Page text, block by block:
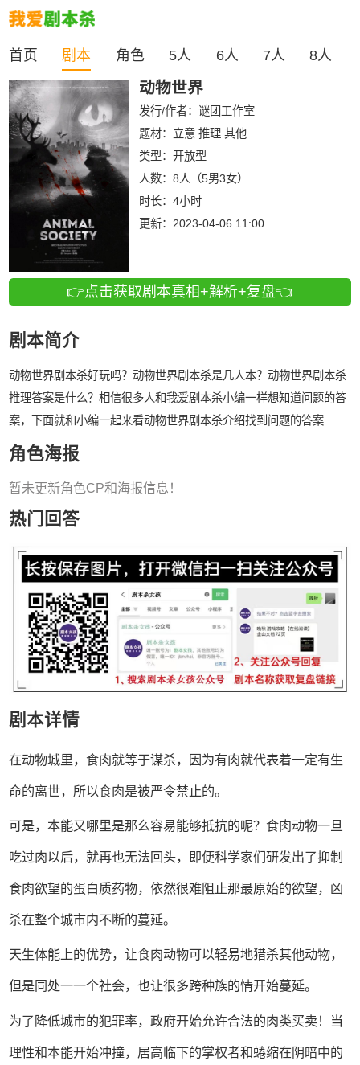
首页 剧本 角色 5人 6人 7人 8人
动物世界
发行/作者： 谜团工作室
题材：立意 推理 其他
类型： 开放型
人数： 8人（5男3女）
时长： 4小时
更新： 2023-04-06 11:00
👉点击获取剧本真相+解析+复盘👈
剧本简介
动物世界剧本杀好玩吗？动物世界剧本杀是几人本？动物世界剧本杀
推理答案是什么？相信很多人和我爱剧本杀小编一样想知道问题的答
案，下面就和小编一起来看动物世界剧本杀介绍找到问题的答案……
角色海报
暂未更新角色CP和海报信息！
热门回答
剧本详情
在动物城里，食肉就等于谋杀，因为有肉就代表着一定有生
命的离世，所以食肉是被严令禁止的。
可是，本能又哪里是那么容易能够抵抗的呢？食肉动物一旦
吃过肉以后，就再也无法回头，即便科学家们研发出了抑制
食肉欲望的蛋白质药物，依然很难阻止那最原始的欲望，凶
杀在整个城市内不断的蔓延。
天生体能上的优势，让食肉动物可以轻易地猎杀其他动物，
但是同处一一个社会，也让很多跨种族的情开始蔓延。
为了降低城市的犯罪率，政府开始允许合法的肉类买卖！当
理性和本能开始冲撞，居高临下的掌权者和蜷缩在阴暗中的